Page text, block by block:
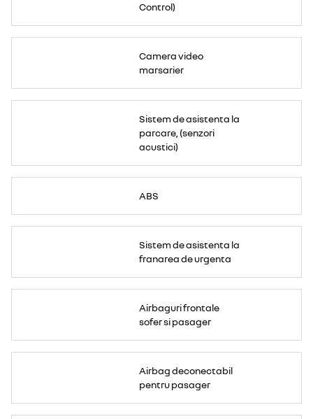
Control)
Camera video
marsarier
Sistem de asistenta la
parcare, (senzori
acustici)
ABS
Sistem de asistenta la
franarea de urgenta
Airbaguri frontale
sofer si pasager
Airbag deconectabil
pentru pasager